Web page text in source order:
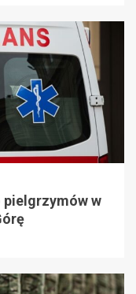
pielgrzymów w